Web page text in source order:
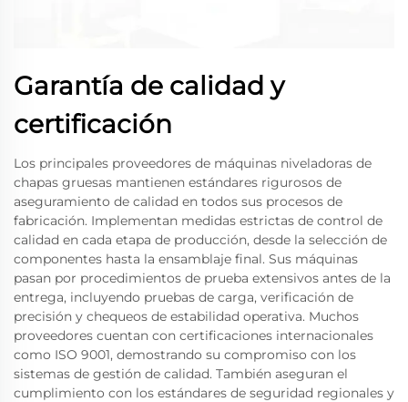
Garantía de calidad y
certificación
Los principales proveedores de máquinas niveladoras de
chapas gruesas mantienen estándares rigurosos de
aseguramiento de calidad en todos sus procesos de
fabricación. Implementan medidas estrictas de control de
calidad en cada etapa de producción, desde la selección de
componentes hasta la ensamblaje final. Sus máquinas
pasan por procedimientos de prueba extensivos antes de la
entrega, incluyendo pruebas de carga, verificación de
precisión y chequeos de estabilidad operativa. Muchos
proveedores cuentan con certificaciones internacionales
como ISO 9001, demostrando su compromiso con los
sistemas de gestión de calidad. También aseguran el
cumplimiento con los estándares de seguridad regionales y